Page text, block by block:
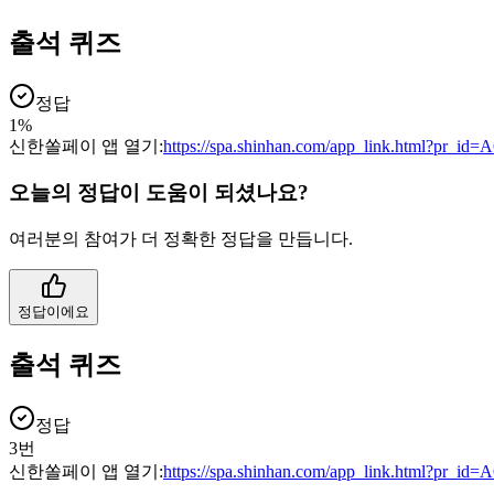
출석 퀴즈
정답
1%
신한쏠페이 앱 열기:https://spa.shinhan.com/
오늘의 정답이 도움이 되셨나요?
여러분의 참여가 더 정확한 정답을 만듭니다.
정답이에요
출석 퀴즈
정답
3번
신한쏠페이 앱 열기:https://spa.shinhan.com/